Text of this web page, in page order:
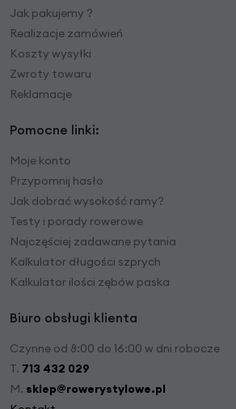
Jak pakujemy ?
Realizacje zamówień
Koszty wysyłki
Zwroty towaru
Reklamacje
Pomocne linki:
Moje konto
Przypomnij hasło
Jak dobrać wysokość ramy?
Testy i porady rowerowe
Najczęściej zadawane pytania
Kalkulator długości szprych
Kalkulator ilości zębów paska
Biuro obsługi klienta
Czynne od 8:00 do 16:00 w dni robocze
T. 713 432 029
M. sklep@rowerystylowe.pl